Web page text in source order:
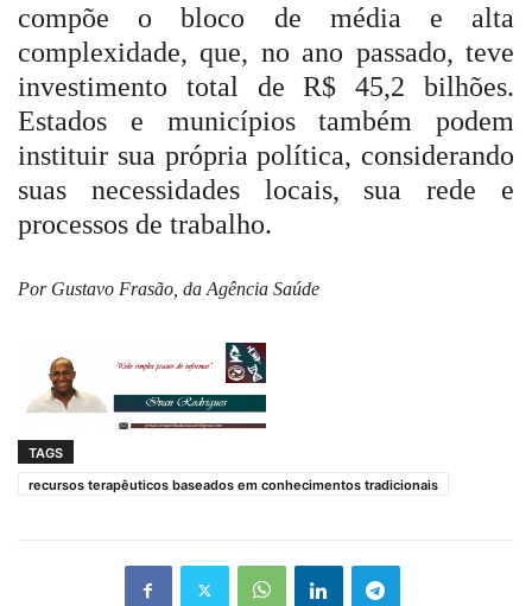
compõe o bloco de média e alta
complexidade, que, no ano passado, teve
investimento total de R$ 45,2 bilhões.
Estados e municípios também podem
instituir sua própria política, considerando
suas necessidades locais, sua rede e
processos de trabalho.
Por Gustavo Frasão, da Agência Saúde
TAGS
recursos terapêuticos baseados em conhecimentos tradicionais